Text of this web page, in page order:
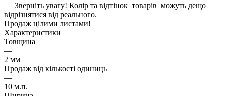
Зверніть увагу! Колір та відтінок товарів можуть дещо
відрізнятися від реального.
Продаж цілими листами!
Характеристики
Товщина
—
2 мм
Продаж від кількості одиниць
—
10 м.п.